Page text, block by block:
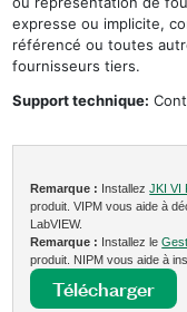
expresse ou implicite,
référencé ou toutes
fournisseurs tiers.
Support technique:
Remarque : InstallezJKI VI
produit. VIPM vous aide à
LabVIEW.
Remarque : Installez le
produit. NIPM vous aide à
Télécharger